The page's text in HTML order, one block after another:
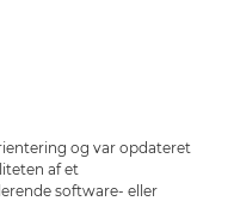
og var opdateret
af et
software- eller